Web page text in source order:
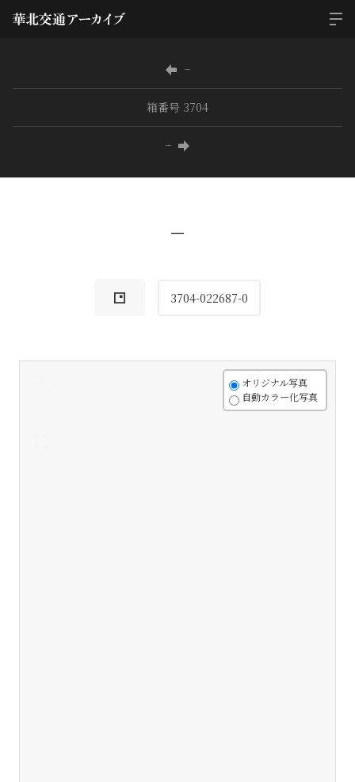
−
箱番号 3704
−
−
3704-022687-0
オリジナル写真
自動カラー化写真